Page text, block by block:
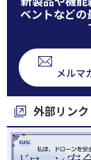
ベントなどの
メルマ
外部リンク